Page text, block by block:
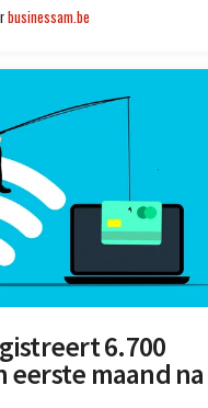
businessam.be
6.700
maand na